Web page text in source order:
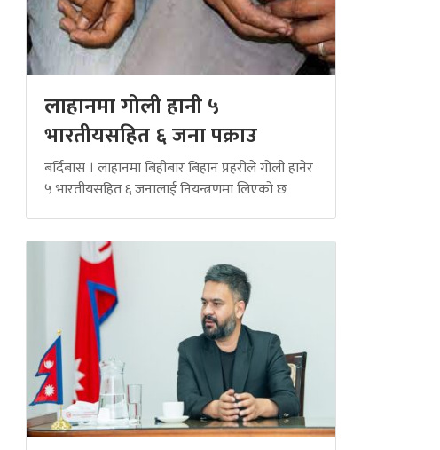
लाहानमा गोली हानी ५
भारतीयसहित ६ जना पक्राउ
बर्दिबास । लाहानमा बिहीबार बिहान प्रहरीले गोली हानेर
५ भारतीयसहित ६ जनालाई नियन्त्रणमा लिएको छ